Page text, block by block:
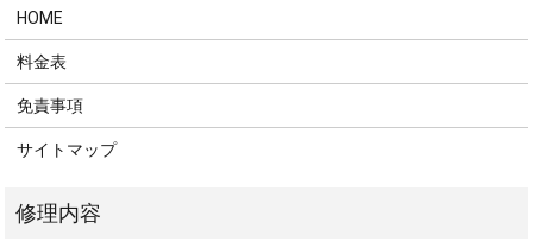
HOME
料金表
免責事項
サイトマップ